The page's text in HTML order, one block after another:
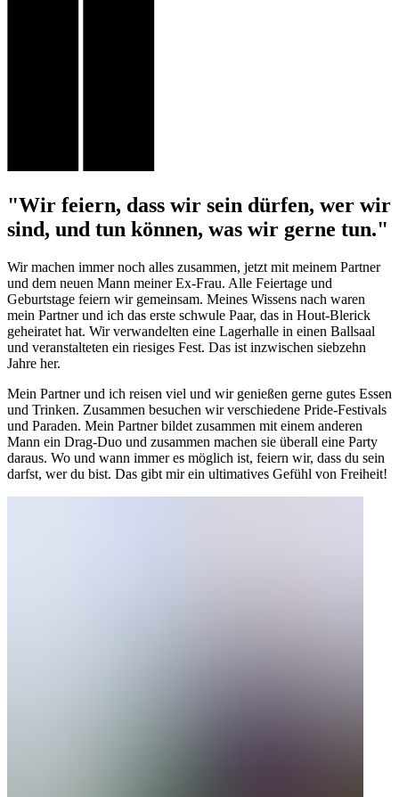
"Wir feiern, dass wir sein dürfen, wer wir
sind, und tun können, was wir gerne tun."
Wir machen immer noch alles zusammen, jetzt mit meinem Partner
und dem neuen Mann meiner Ex-Frau. Alle Feiertage und
Geburtstage feiern wir gemeinsam. Meines Wissens nach waren
mein Partner und ich das erste schwule Paar, das in Hout-Blerick
geheiratet hat. Wir verwandelten eine Lagerhalle in einen Ballsaal
und veranstalteten ein riesiges Fest. Das ist inzwischen siebzehn
Jahre her.
Mein Partner und ich reisen viel und wir genießen gerne gutes Essen
und Trinken. Zusammen besuchen wir verschiedene Pride-Festivals
und Paraden. Mein Partner bildet zusammen mit einem anderen
Mann ein Drag-Duo und zusammen machen sie überall eine Party
daraus. Wo und wann immer es möglich ist, feiern wir, dass du sein
darfst, wer du bist. Das gibt mir ein ultimatives Gefühl von Freiheit!